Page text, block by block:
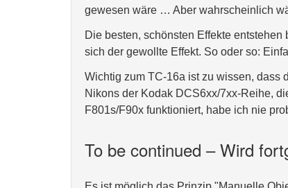
gewesen wäre … Aber wahrscheinlich
Die besten, schönsten Effekte
sich der gewollte Effekt. So oder so:
Wichtig zum TC-16a ist zu wissen, dass
Nikons der Kodak DCS6xx/7xx-Reihe,
F801s/F90x funktioniert, habe ich nie
To be continued – Wird